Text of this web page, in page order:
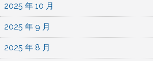
2025 年 10 月
2025 年 9 月
2025 年 8 月